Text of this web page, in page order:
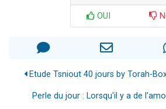
OUI
Etude Tsniout 40 jours by Torah-
Perle du jour : Lorsqu'il y a de